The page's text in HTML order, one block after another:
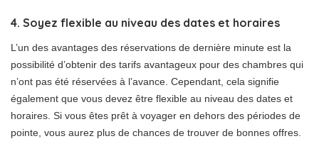
4. Soyez flexible au niveau des dates et horaires
L’un des avantages des réservations de dernière minute est la
possibilité d’obtenir des tarifs avantageux pour des chambres qui
n’ont pas été réservées à l’avance. Cependant, cela signifie
également que vous devez être flexible au niveau des dates et
horaires. Si vous êtes prêt à voyager en dehors des périodes de
pointe, vous aurez plus de chances de trouver de bonnes offres.